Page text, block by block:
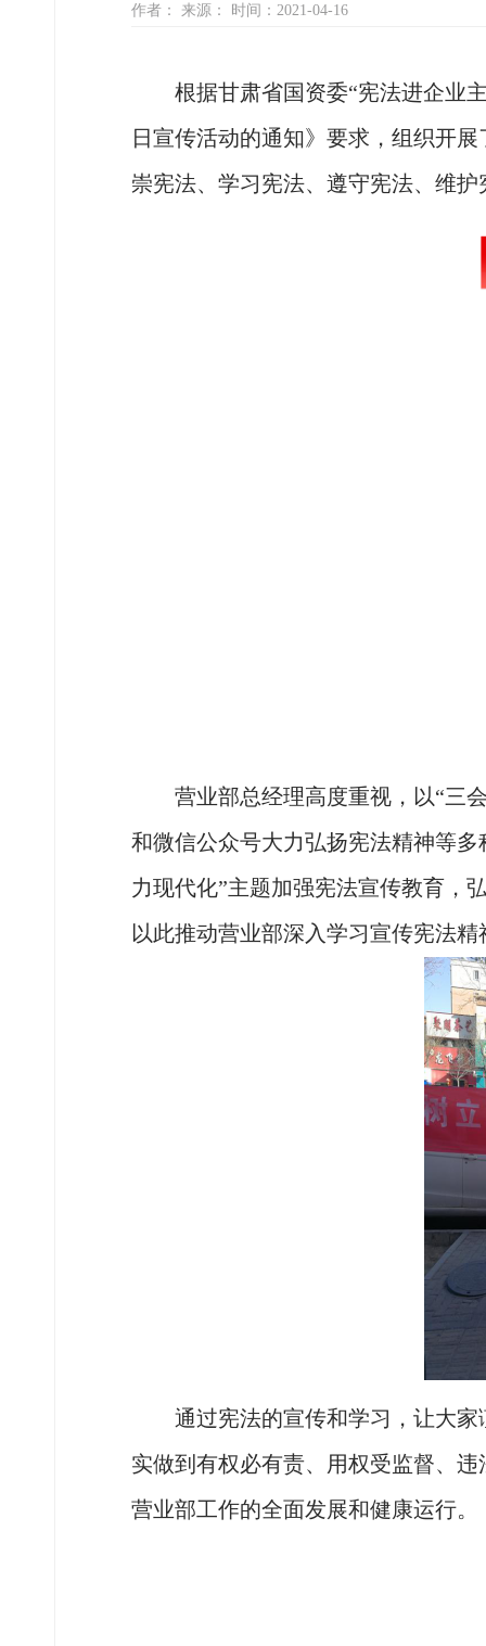
作者： 来源： 时间：2021-04-16
根据甘肃省国资委“宪法进企业
日宣传活动的通知》要求，组织开
崇宪法、学习宪法、遵守宪法、维
营业部总经理高度重视，以“三
和微信公众号大力弘扬宪法精神等
力现代化”主题加强宪法宣传教育，
以此推动营业部深入学习宣传宪法
通过宪法的宣传和学习，让大
实做到有权必有责、用权受监督、
营业部工作的全面发展和健康运行。